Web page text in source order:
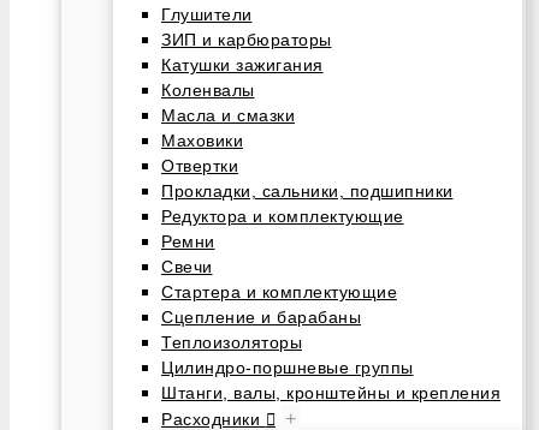
Глушители
ЗИП и карбюраторы
Катушки зажигания
Коленвалы
Масла и смазки
Маховики
Отвертки
Прокладки, сальники, подшипники
Редуктора и комплектующие
Ремни
Свечи
Стартера и комплектующие
Сцепление и барабаны
Теплоизоляторы
Цилиндро-поршневые группы
Штанги, валы, кронштейны и крепления
Расходники
+